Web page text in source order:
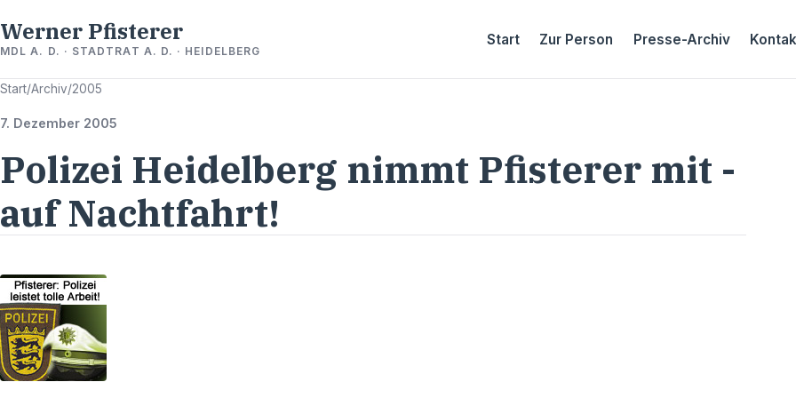
Werner Pfisterer
MDL A. D. · STADTRAT A. D. · HEIDELBERG
Start Zur Person Presse-Archiv
Start/Archiv/2005
7. Dezember 2005
Polizei Heidelberg nimmt Pfisterer mit -
auf Nachtfahrt!